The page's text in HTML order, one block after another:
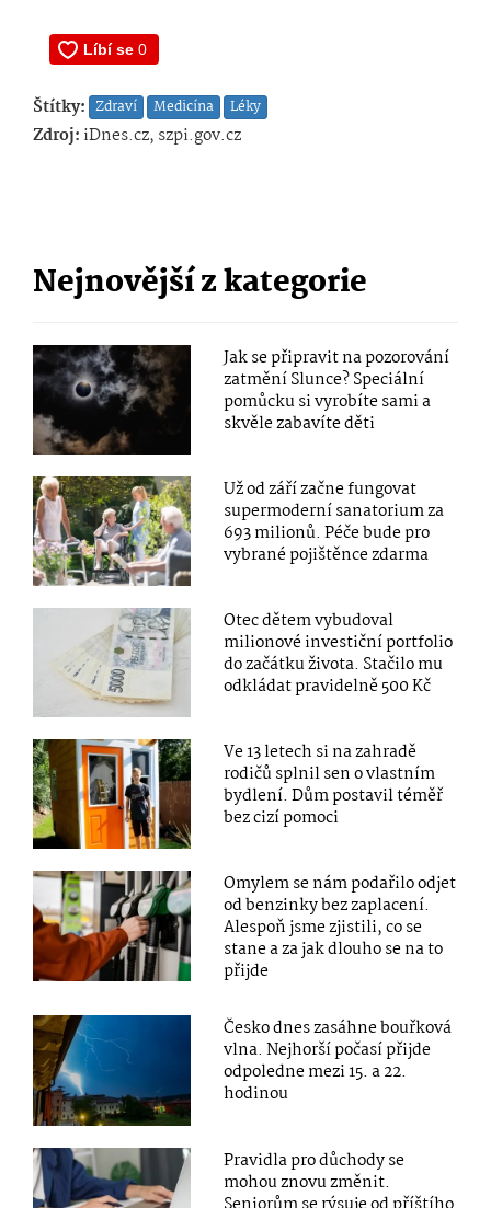
Štítky: Zdraví Medicína Léky
Zdroj: iDnes.cz, szpi.gov.cz
Nejnovější z kategorie
Jak se připravit na pozorování
zatmění Slunce? Speciální
pomůcku si vyrobíte sami a
skvěle zabavíte děti
Už od září začne fungovat
supermoderní sanatorium za
693 milionů. Péče bude pro
vybrané pojištěnce zdarma
Otec dětem vybudoval
milionové investiční portfolio
do začátku života. Stačilo mu
odkládat pravidelně 500 Kč
Ve 13 letech si na zahradě
rodičů splnil sen o vlastním
bydlení. Dům postavil téměř
bez cizí pomoci
Omylem se nám podařilo odjet
od benzinky bez zaplacení.
Alespoň jsme zjistili, co se
stane a za jak dlouho se na to
přijde
Česko dnes zasáhne bouřková
vlna. Nejhorší počasí přijde
odpoledne mezi 15. a 22.
hodinou
Pravidla pro důchody se
mohou znovu změnit.